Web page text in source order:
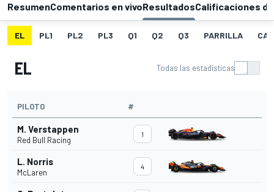
ResumenComentarios en vivoResultadosCalificaciones
EL PL1 PL2 PL3 Q1 Q2 Q3 PARRILLA
EL Todas las estadísticas
PILOTO #
M. Verstappen
Red Bull Racing
1
L. Norris
McLaren
4